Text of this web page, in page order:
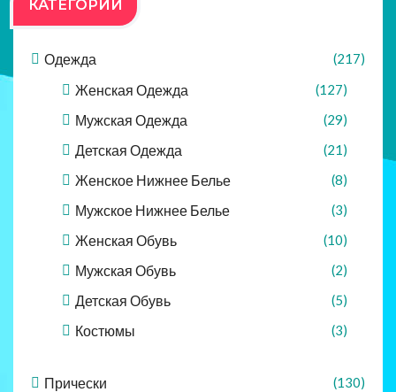
КАТЕГОРИИ
Одежда (217)
Женская Одежда (127)
Мужская Одежда (29)
Детская Одежда (21)
Женское Нижнее Белье (8)
Мужское Нижнее Белье (3)
Женская Обувь (10)
Мужская Обувь (2)
Детская Обувь (5)
Костюмы (3)
Прически (130)